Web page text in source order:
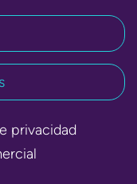
privacidad